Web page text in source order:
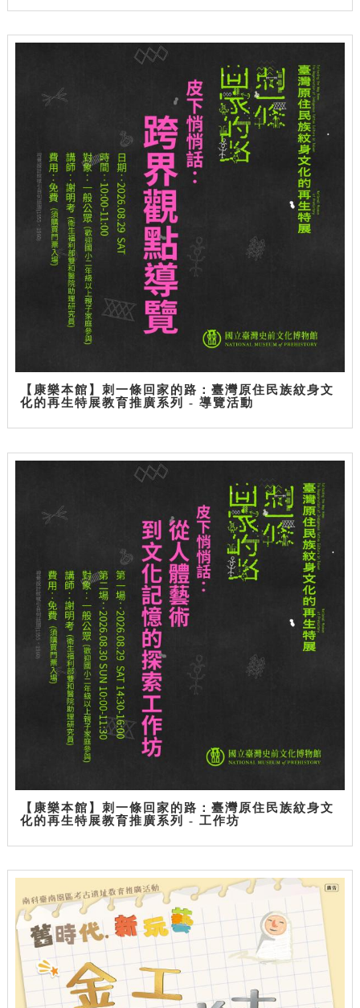
【康樂本館】刺一條回家的路：臺灣原住民族紋身文
化的再生特展教育推廣系列 - 導覽活動
【康樂本館】刺一條回家的路：臺灣原住民族紋身文
化的再生特展教育推廣系列 - 工作坊